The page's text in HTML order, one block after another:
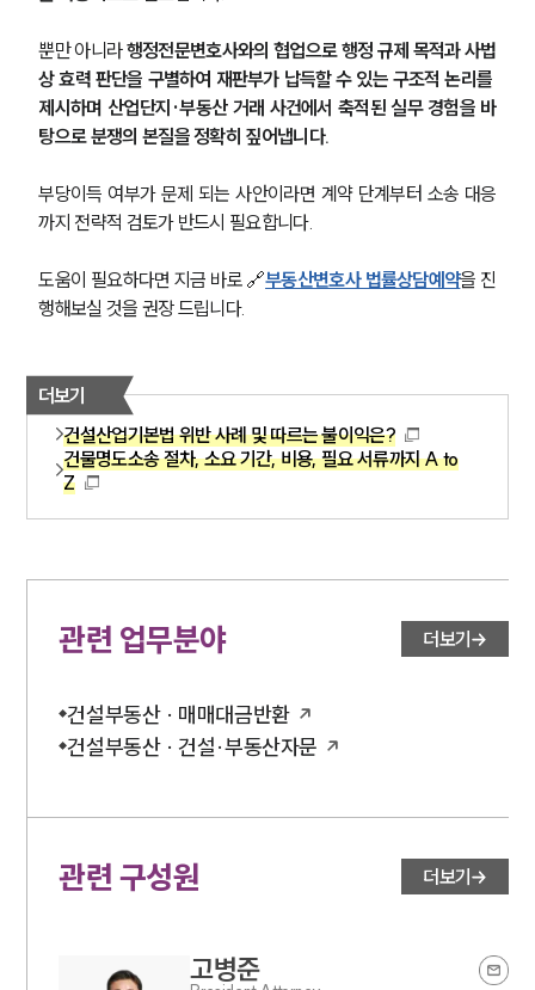
뿐만 아니라 행정전문변호사와의 협업으로 행정 규제 목적과 사법
상 효력 판단을 구별하여 재판부가 납득할 수 있는 구조적 논리를
제시하며 산업단지·부동산 거래 사건에서 축적된 실무 경험을 바
탕으로 분쟁의 본질을 정확히 짚어냅니다.
부당이득 여부가 문제 되는 사안이라면 계약 단계부터 소송 대응
까지 전략적 검토가 반드시 필요합니다.
도움이 필요하다면 지금 바로 🔗부동산변호사 법률상담예약을 진
행해보실 것을 권장 드립니다.
더보기
건설산업기본법 위반 사례 및 따르는 불이익은?
건물명도소송 절차, 소요 기간, 비용, 필요 서류까지 A to
Z
관련 업무분야 더보기
건설부동산 · 매매대금반환
건설부동산 · 건설·부동산자문
관련 구성원 더보기
고병준